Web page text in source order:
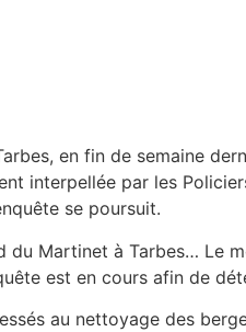
en fin de semaine
interpellée par les
se poursuit.
du Martinet à Tarbes… Le
est en cours afin de
au nettoyage des